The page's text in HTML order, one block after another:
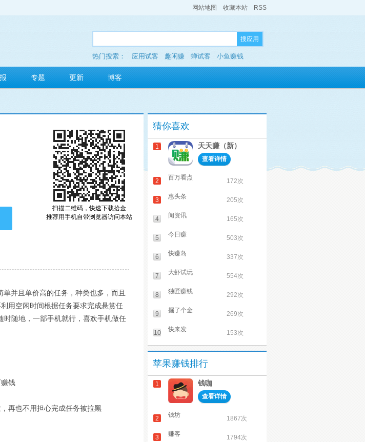
网站地图 收藏本站 RSS
搜应用
热门搜索： 应用试客 趣闲赚 蝉试客 小鱼赚钱
多玩红包
专题 更新 博客
扫描二维码，快速下载拾金
推荐用手机自带浏览器访问本站
并且单价高的任务，种类也多，而且
用空闲时间根据任务要求完成悬赏任
随地，一部手机就行，喜欢手机做任
钱
再也不用担心完成任务被拉黑
猜你喜欢
1 天天赚（新）
查看详情
2 百万看点 172次
3 惠头条 205次
4 阅资讯 165次
5 今日赚 503次
6 快赚岛 337次
7 大虾试玩 554次
8 独匠赚钱 292次
9 掘了个金 269次
10 快来发 153次
苹果赚钱排行
1 钱咖
查看详情
2 钱坊 1867次
3 赚客 1794次